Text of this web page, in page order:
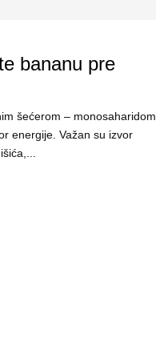
bananu pre
šećerom – monosaharidom
energije. Važan su izvor